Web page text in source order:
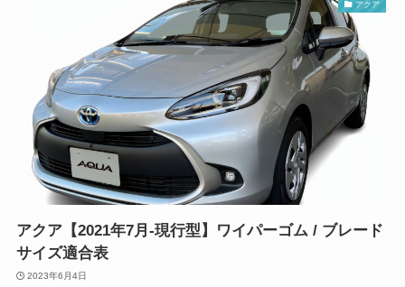
アクア
アクア【2021年7月-現行型】ワイパーゴム / ブレード
サイズ適合表
2023年6月4日